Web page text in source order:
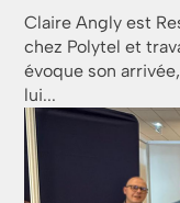
Claire Angly est
chez Polytel et
évoque son
lui...